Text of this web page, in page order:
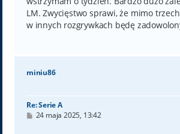
LM. Zwycięstwo sprawi, że mimo
w innych rozgrywkach będę
miniu86
Re: Serie A
P24 maja 2025, 13:42